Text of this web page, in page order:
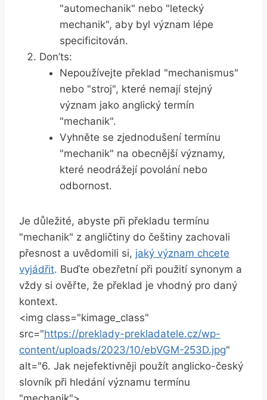
"automechanik" nebo "letecký
mechanik", aby byl význam lépe
specificitován.
Don’ts:
Nepoužívejte překlad "mechanismus"
nebo "stroj", které nemají stejný
význam jako anglický termín
"mechanik".
Vyhněte se zjednodušení termínu
"mechanik" na obecnější významy,
které neodrážejí povolání nebo
odbornost.
Je důležité, abyste při překladu termínu
"mechanik" z angličtiny do češtiny zachovali
přesnost a uvědomili si, jaký význam chcete
vyjádřit. Buďte obezřetní při použití synonym a
vždy si ověřte, že překlad je vhodný pro daný
kontext.
<img class="kimage_class"
src="https://preklady-prekladatele.cz/wp-
content/uploads/2023/10/ebVGM-253D.jpg"
alt="6. Jak nejefektivněji použít anglicko-český
slovník při hledání významu termínu